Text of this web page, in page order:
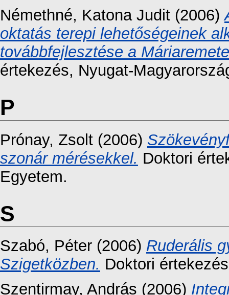
Némethné, Katona Judit (2006)
oktatás terepi lehetőségeinek
továbbfejlesztése a
értekezés, Nyugat-
P
Prónay, Zsolt (2006)
szonár mérésekkel. Doktori
Egyetem.
S
Szabó, Péter (2006) Ruderális
Szigetközben. Doktori értekezés
Szentirmay, András (2006)